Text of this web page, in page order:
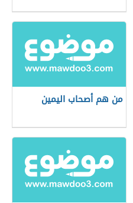
من هم أصحاب اليمين